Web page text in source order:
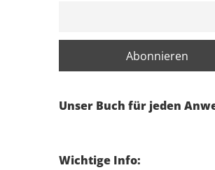
Unser Buch für jeden
Wichtige Info: